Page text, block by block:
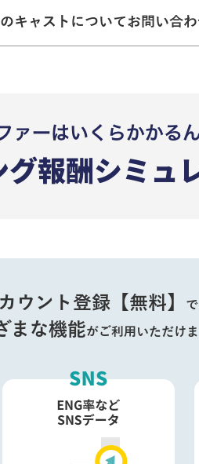
キャストについてお問い合
ウント登録【無料】 で
まな機能がご利用いただけま